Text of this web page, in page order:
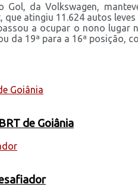
da Volkswagen,
atingiu 11.624 autos
a ocupar o nono
da 19ª para a 16ª posição,
de Goiânia